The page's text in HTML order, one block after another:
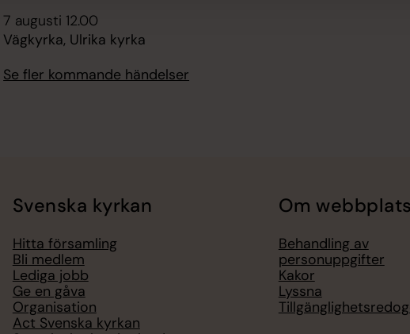
7 augusti 12.00
Vägkyrka, Ulrika kyrka
Se fler kommande händelser
Svenska kyrkan
Hitta församling
Bli medlem
Lediga jobb
Ge en gåva
Organisation
Act Svenska kyrkan
Om
Behandling av
personuppgifter
Kakor
Lyssna